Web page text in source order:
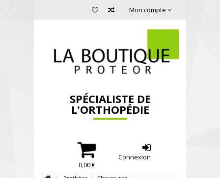
Mon compte
SPÉCIALISTE DE
L'ORTHOPÉDIE
0,00 €
Connexion